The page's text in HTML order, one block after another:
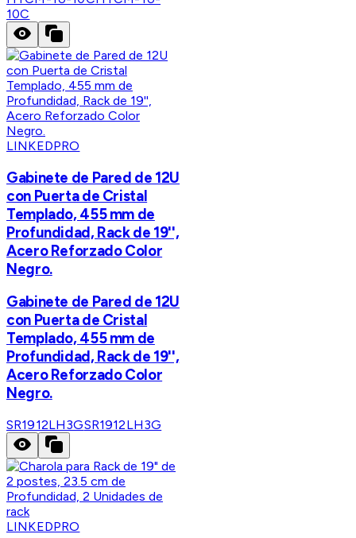
10C
LINKEDPRO
Gabinete de Pared de 12U
con Puerta de Cristal
Templado, 455 mm de
Profundidad, Rack de 19'',
Acero Reforzado Color
Negro.
Gabinete de Pared de 12U
con Puerta de Cristal
Templado, 455 mm de
Profundidad, Rack de 19'',
Acero Reforzado Color
Negro.
SR1912LH3GSR1912LH3G
LINKEDPRO